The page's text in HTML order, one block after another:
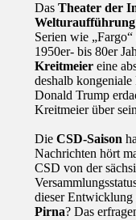
Das Theater der
Serien wie
1950er- bis 80er
Kreitmeiereine
deshalb
Donald Trump
Kreitmeier über
Die CSD-Saison
Nachrichten hört
CSD von der
dieser Entwicklung
Pirna? Das